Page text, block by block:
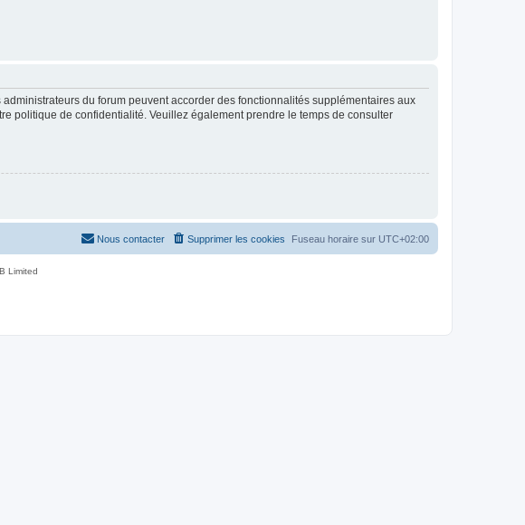
du forum peuvent accorder des fonctionnalités supplémentaires aux
politique de confidentialité. Veuillez également prendre le temps de consulter
Fuseau horaire sur UTC+02:00
Supprimer les cookies
Nous contacter
Limited